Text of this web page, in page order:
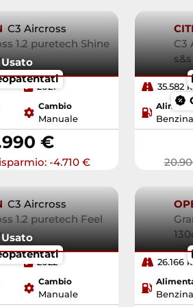
C3 Aircross
1.2 puretech Shine
Usato
2021
Cambio
Manuale
€
-4.710 €
C3
35.582
Benzina
C3 Aircross
1.2 puretech Feel
Usato
2022
Cambio
Manuale
26.166
Benzina